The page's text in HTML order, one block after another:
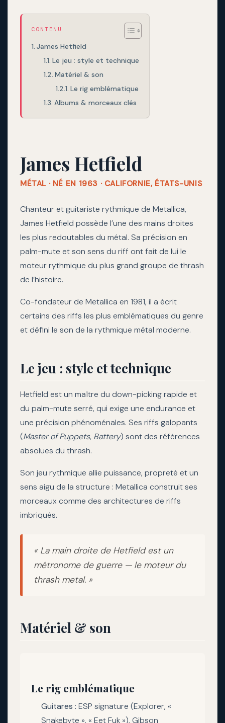
CONTENU
James Hetfield
Le jeu : style et technique
Matériel & son
Le rig emblématique
Albums & morceaux clés
James Hetfield
MÉTAL · NÉ EN 1963 · CALIFORNIE, ÉTATS-UNIS
Chanteur et guitariste rythmique de Metallica,
James Hetfield possède l’une des mains droites
les plus redoutables du métal. Sa précision en
palm-mute et son sens du riff ont fait de lui le
moteur rythmique du plus grand groupe de thrash
de l’histoire.
Co-fondateur de Metallica en 1981, il a écrit
certains des riffs les plus emblématiques du genre
et défini le son de la rythmique métal moderne.
Le jeu : style et technique
Hetfield est un maître du down-picking rapide et
du palm-mute serré, qui exige une endurance et
une précision phénoménales. Ses riffs galopants
(Master of Puppets, Battery) sont des références
absolues du thrash.
Son jeu rythmique allie puissance, propreté et un
sens aigu de la structure : Metallica construit ses
morceaux comme des architectures de riffs
imbriqués.
« La main droite de Hetfield est un
métronome de guerre — le moteur du
thrash metal. »
Matériel & son
Le rig emblématique
Guitares : ESP signature (Explorer, «
Snakebyte », « Eet Fuk »), Gibson